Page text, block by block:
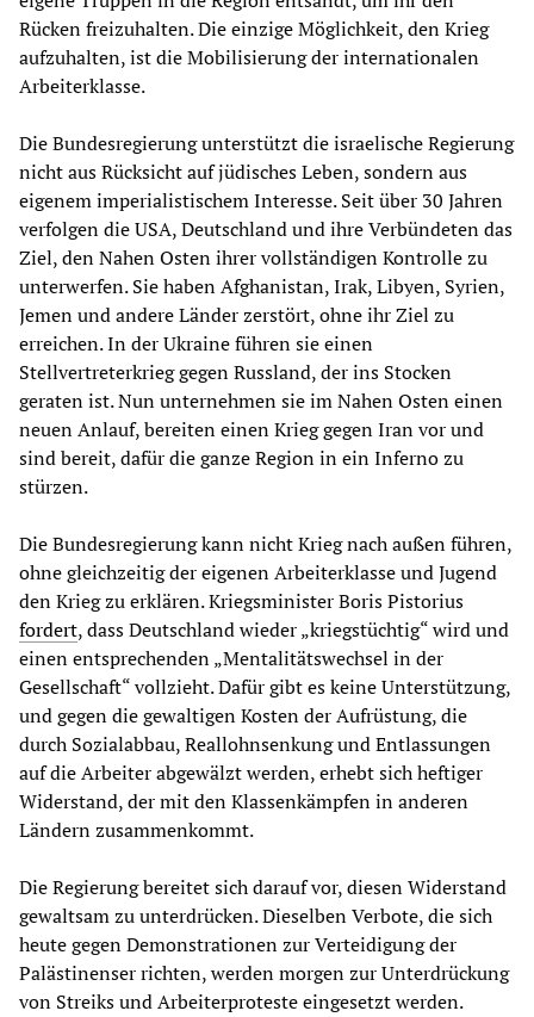
Rücken freizuhalten. Die einzige Möglichkeit, den Krieg
aufzuhalten, ist die Mobilisierung der internationalen
Arbeiterklasse.
Die Bundesregierung unterstützt die israelische Regierung
nicht aus Rücksicht auf jüdisches Leben, sondern aus
eigenem imperialistischem Interesse. Seit über 30 Jahren
verfolgen die USA, Deutschland und ihre Verbündeten das
Ziel, den Nahen Osten ihrer vollständigen Kontrolle zu
unterwerfen. Sie haben Afghanistan, Irak, Libyen, Syrien,
Jemen und andere Länder zerstört, ohne ihr Ziel zu
erreichen. In der Ukraine führen sie einen
Stellvertreterkrieg gegen Russland, der ins Stocken
geraten ist. Nun unternehmen sie im Nahen Osten einen
neuen Anlauf, bereiten einen Krieg gegen Iran vor und
sind bereit, dafür die ganze Region in ein Inferno zu
stürzen.
Die Bundesregierung kann nicht Krieg nach außen führen,
ohne gleichzeitig der eigenen Arbeiterklasse und Jugend
den Krieg zu erklären. Kriegsminister Boris Pistorius
fordert, dass Deutschland wieder „kriegstüchtig“ wird und
einen entsprechenden „Mentalitätswechsel in der
Gesellschaft“ vollzieht. Dafür gibt es keine Unterstützung,
und gegen die gewaltigen Kosten der Aufrüstung, die
durch Sozialabbau, Reallohnsenkung und Entlassungen
auf die Arbeiter abgewälzt werden, erhebt sich heftiger
Widerstand, der mit den Klassenkämpfen in anderen
Ländern zusammenkommt.
Die Regierung bereitet sich darauf vor, diesen Widerstand
gewaltsam zu unterdrücken. Dieselben Verbote, die sich
heute gegen Demonstrationen zur Verteidigung der
Palästinenser richten, werden morgen zur Unterdrückung
von Streiks und Arbeiterproteste eingesetzt werden.